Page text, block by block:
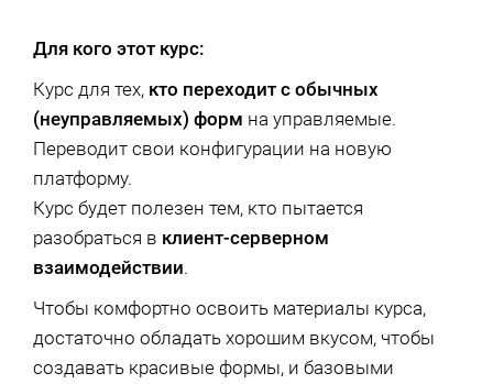
Для кого этот курс:
Курс для тех, кто переходит с обычных
(неуправляемых) форм на управляемые.
Переводит свои конфигурации на новую
платформу.
Курс будет полезен тем, кто пытается
разобраться в клиент-серверном
взаимодействии.
Чтобы комфортно освоить материалы курса,
достаточно обладать хорошим вкусом, чтобы
создавать красивые формы, и базовыми